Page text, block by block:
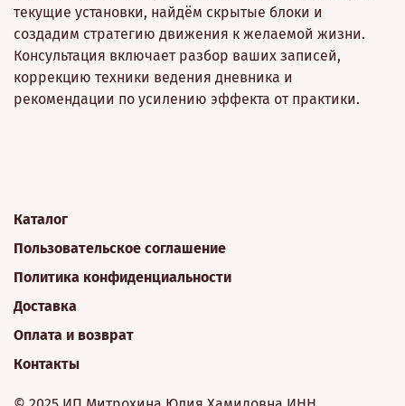
текущие установки, найдём скрытые блоки и
создадим стратегию движения к желаемой жизни.
Консультация включает разбор ваших записей,
коррекцию техники ведения дневника и
рекомендации по усилению эффекта от практики.
Каталог
Пользовательское соглашение
Политика конфиденциальности
Доставка
Оплата и возврат
Контакты